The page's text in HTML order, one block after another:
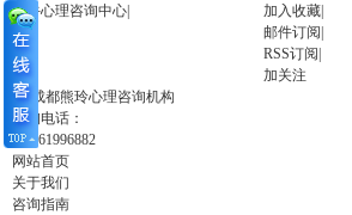
金牛心理咨询中心 加入收藏
邮件订阅
RSS订阅
加关注
咨询电话：
028-61996882
网站首页
关于我们
咨询指南